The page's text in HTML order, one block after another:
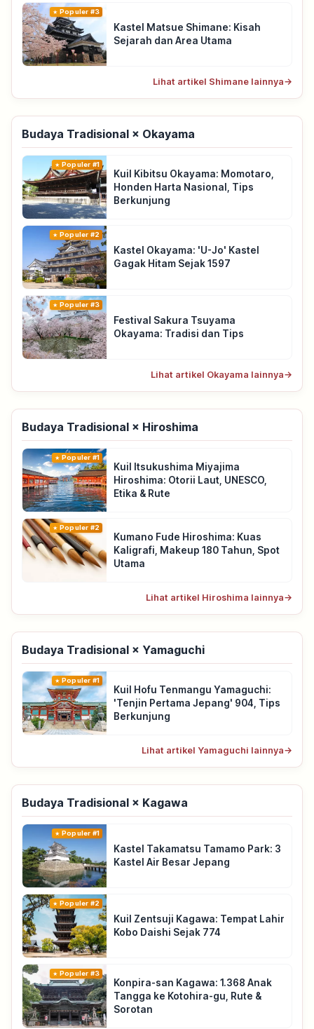
Populer #3
Kastel Matsue Shimane: Kisah
Sejarah dan Area Utama
Lihat artikel Shimane lainnya→
Budaya Tradisional × Okayama
Populer #1
Kuil Kibitsu Okayama: Momotaro,
Honden Harta Nasional, Tips
Berkunjung
Populer #2
Kastel Okayama: 'U-Jo' Kastel
Gagak Hitam Sejak 1597
Populer #3
Festival Sakura Tsuyama
Okayama: Tradisi dan Tips
Lihat artikel Okayama lainnya→
Budaya Tradisional × Hiroshima
Populer #1
Kuil Itsukushima Miyajima
Hiroshima: Otorii Laut, UNESCO,
Etika & Rute
Populer #2
Kumano Fude Hiroshima: Kuas
Kaligrafi, Makeup 180 Tahun, Spot
Utama
Lihat artikel Hiroshima lainnya→
Budaya Tradisional × Yamaguchi
Populer #1
Kuil Hofu Tenmangu Yamaguchi:
'Tenjin Pertama Jepang' 904, Tips
Berkunjung
Lihat artikel Yamaguchi lainnya→
Budaya Tradisional × Kagawa
Populer #1
Kastel Takamatsu Tamamo Park: 3
Kastel Air Besar Jepang
Populer #2
Kuil Zentsuji Kagawa: Tempat Lahir
Kobo Daishi Sejak 774
Populer #3
Konpira-san Kagawa: 1.368 Anak
Tangga ke Kotohira-gu, Rute &
Sorotan